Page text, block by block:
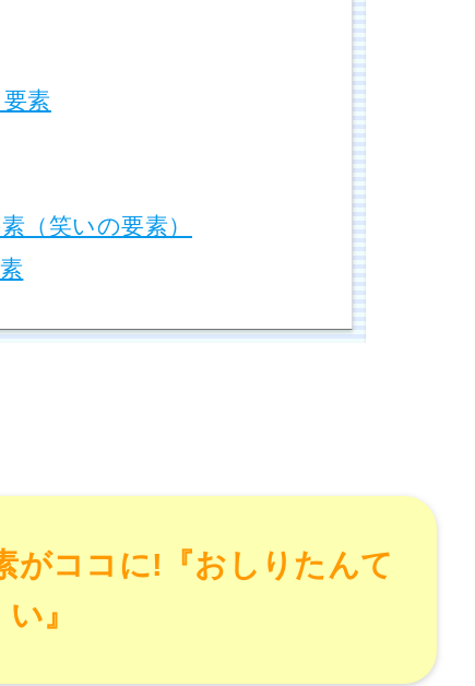
素
（笑いの要素）
がココに!『おしりたんて
い』